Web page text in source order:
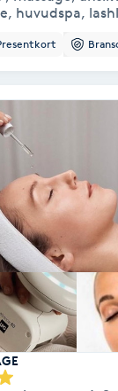
huvudspa,